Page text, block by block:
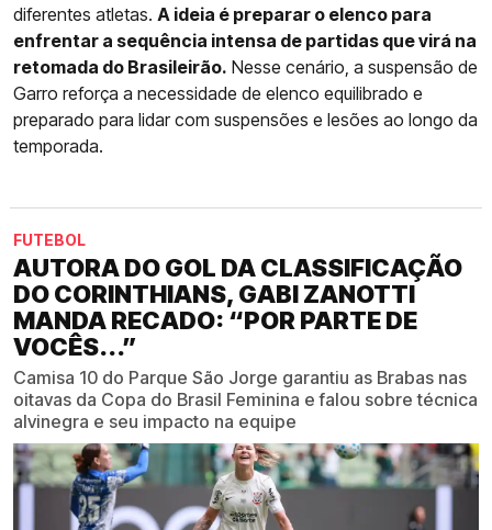
diferentes atletas. A ideia é preparar o elenco para
enfrentar a sequência intensa de partidas que virá na
retomada do Brasileirão. Nesse cenário, a suspensão de
Garro reforça a necessidade de elenco equilibrado e
preparado para lidar com suspensões e lesões ao longo da
temporada.
FUTEBOL
AUTORA DO GOL DA CLASSIFICAÇÃO
DO CORINTHIANS, GABI ZANOTTI
MANDA RECADO: “POR PARTE DE
VOCÊS...”
Camisa 10 do Parque São Jorge garantiu as Brabas nas
oitavas da Copa do Brasil Feminina e falou sobre técnica
alvinegra e seu impacto na equipe